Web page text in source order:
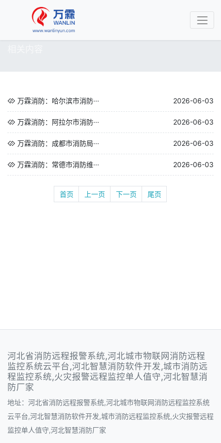
万霖消防：哈尔滨市消防··· 2026-06-03
万霖消防：阿拉尔市消防··· 2026-06-03
万霖消防：成都市消防局··· 2026-06-03
万霖消防：常德市消防维··· 2026-06-03
首页 上一页 下一页 尾页
河北省消防远程报警系统,河北城市物联网消防远程
监控系统云平台,河北智慧消防软件开发,城市消防远
程监控系统,火灾报警远程监控单人值守,河北智慧消
防厂家
地址：河北省消防远程报警系统,河北城市物联网消防远程监控系统
云平台,河北智慧消防软件开发,城市消防远程监控系统,火灾报警远程
监控单人值守,河北智慧消防厂家